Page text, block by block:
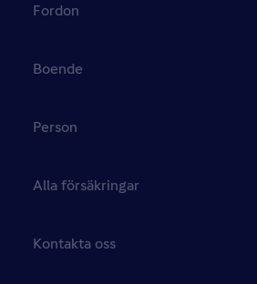
Fordon
Boende
Person
Alla försäkringar
Kontakta oss